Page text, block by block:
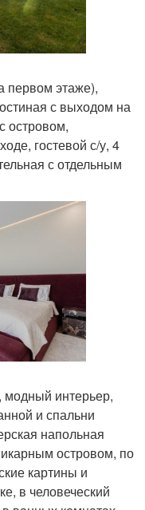
первом этаже),
с выходом на
островом,
гостевой с/у, 4
с отдельным
интерьер,
и спальни
напольная
островом, по
картины и
в человеческий